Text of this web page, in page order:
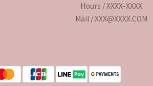
Hours / XXXX-XXXX
Mail / XXX@XXXX.COM